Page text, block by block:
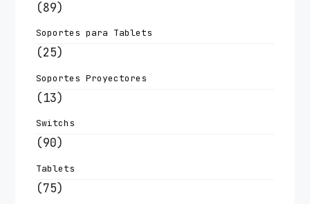
(89)
Soportes para Tablets
(25)
Soportes Proyectores
(13)
Switchs
(90)
Tablets
(75)